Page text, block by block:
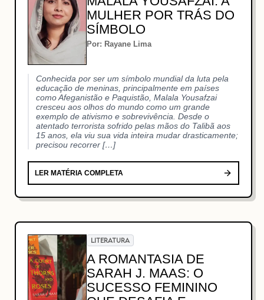
MULHER POR TRÁS DO
SÍMBOLO
Por: Rayane Lima
Conhecida por ser um símbolo mundial da luta pela
educação de meninas, principalmente em países
como Afeganistão e Paquistão, Malala Yousafzai
cresceu aos olhos do mundo como um grande
exemplo de ativismo e sobrevivência. Desde o
atentado terrorista sofrido pelas mãos do Talibã aos
15 anos, ela viu sua vida inteira mudar drasticamente;
precisou recorrer […]
LER MATÉRIA COMPLETA
LITERATURA
A ROMANTASIA DE
SARAH J. MAAS: O
SUCESSO FEMININO